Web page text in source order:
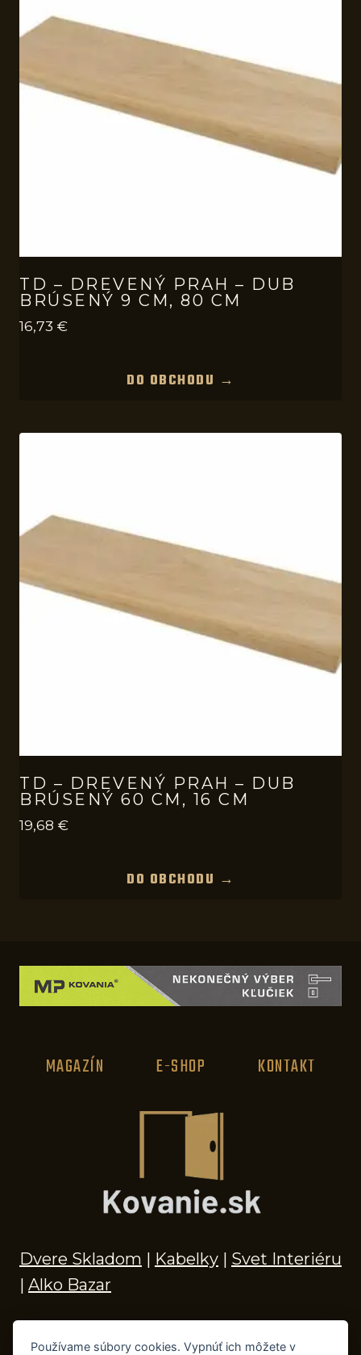
TD – DREVENÝ PRAH – DUB
BRÚSENÝ 9 CM, 80 CM
16,73 €
DO OBCHODU →
TD – DREVENÝ PRAH – DUB
BRÚSENÝ 60 CM, 16 CM
19,68 €
DO OBCHODU →
MAGAZÍN E-SHOP KONTAKT
Dvere Skladom | Kabelky | Svet Interiéru
| Alko Bazar
Používame súbory cookies. Vypnúť ich môžete v